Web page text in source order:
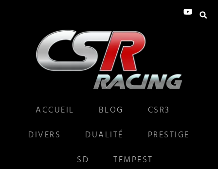
ACCUEIL BLOG
CSR3
DIVERS
DUALITÉ
PRESTIGE
SD
TEMPEST